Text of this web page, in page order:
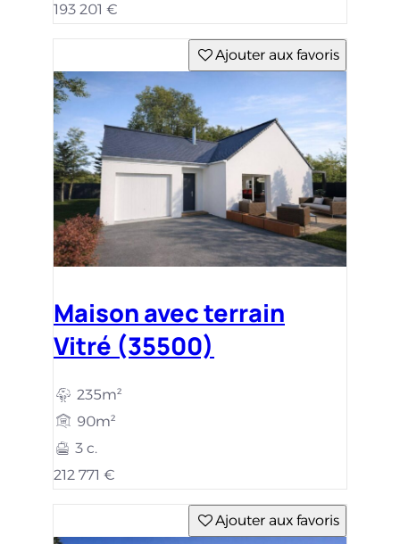
193 201 €
Ajouter aux favoris
Maison avec terrain
Vitré (35500)
235m²
90m²
3 c.
212 771 €
Ajouter aux favoris